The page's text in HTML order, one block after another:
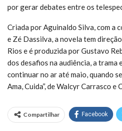
por gerar debates entre os
Criada por Aguinaldo Silva, com a
e Zé Dassilva, a novela tem
Rios e é produzida por Gustavo
dos desafios na audiência, a trama
continuar no ar até maio, quando
Ama, Cuida”, de Walcyr Carrasco e
Compartilhar Facebook